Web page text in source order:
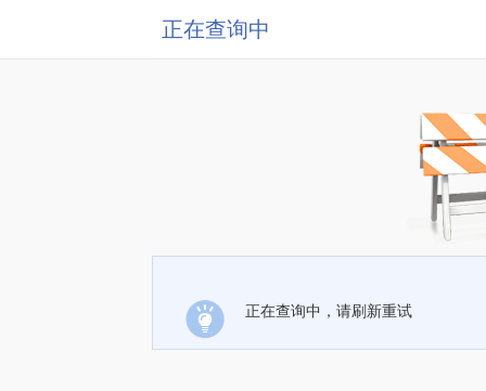
正在查询中
正在查询中，请刷新重试